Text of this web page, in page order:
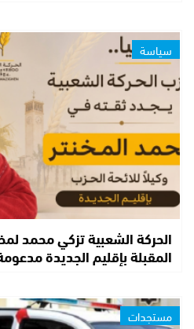
سياسة
الحركة الشعبية تزكي محمد
المقبلة بإقليم الجديدة
مستجدات